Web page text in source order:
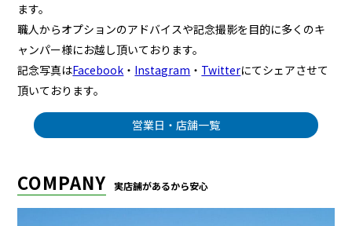
ます。
職人からオプションのアドバイスや記念撮影を目的に多くのキ
ャンパー様にお越し頂いております。
記念写真はFacebook ・ Instagram ・ Twitterにてシェアさせて
頂いております。
営業日・店舗一覧
COMPANY 実店舗があるから安心